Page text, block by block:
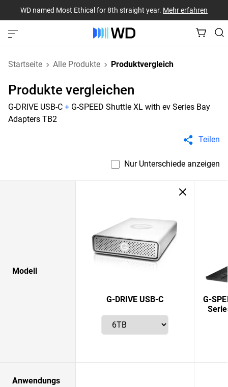
WD named Most Ethical for 8th straight year. Mehr erfahren
Startseite Alle Produkte Produktvergleich
Produkte vergleichen
G-DRIVE USB-C + G-SPEED Shuttle XL with ev Series Bay
Adapters TB2
Teilen
Nur Unterschiede anzeigen
Modell
G-DRIVE USB-C
G-
Anwendungs